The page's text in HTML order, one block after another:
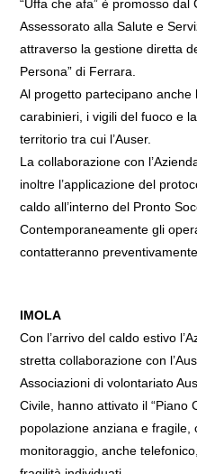
“Uffa che afa” è promosso
Assessorato alla Salute e
attraverso la gestione diretta
Persona” di Ferrara.
Al progetto partecipano
carabinieri, i vigili del fuoco e
territorio tra cui l’Auser.
La collaborazione con
inoltre l’applicazione del
caldo all’interno del Pronto
Contemporaneamente gli
contatteranno
IMOLA
Con l’arrivo del caldo estivo
stretta collaborazione con
Associazioni di volontariato
Civile, hanno attivato il “Piano
popolazione anziana e
monitoraggio, anche